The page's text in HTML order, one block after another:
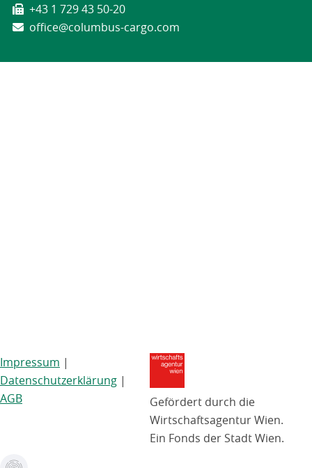
+43 1 729 43 50-20
office@columbus-cargo.com
Impressum |
Datenschutzerklärung |
AGB
Gefördert durch die
Wirtschaftsagentur Wien.
Ein Fonds der Stadt Wien.